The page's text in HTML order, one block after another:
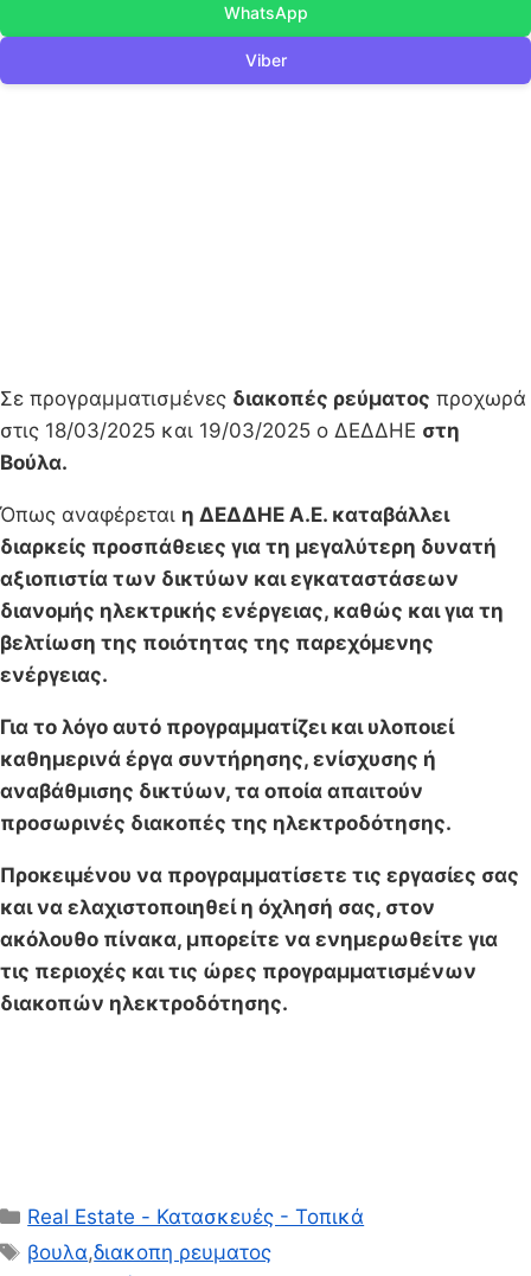
WhatsApp
Viber
Σε προγραμματισμένες διακοπές ρεύματος προχωρά
στις 18/03/2025 και 19/03/2025 ο ΔΕΔΔΗΕ στη
Βούλα.
Όπως αναφέρεται η ΔΕΔΔΗΕ Α.Ε. καταβάλλει
διαρκείς προσπάθειες για τη μεγαλύτερη δυνατή
αξιοπιστία των δικτύων και εγκαταστάσεων
διανομής ηλεκτρικής ενέργειας, καθώς και για τη
βελτίωση της ποιότητας της παρεχόμενης
ενέργειας.
Για το λόγο αυτό προγραμματίζει και υλοποιεί
καθημερινά έργα συντήρησης, ενίσχυσης ή
αναβάθμισης δικτύων, τα οποία απαιτούν
προσωρινές διακοπές της ηλεκτροδότησης.
Προκειμένου να προγραμματίσετε τις εργασίες σας
και να ελαχιστοποιηθεί η όχλησή σας, στον
ακόλουθο πίνακα, μπορείτε να ενημερωθείτε για
τις περιοχές και τις ώρες προγραμματισμένων
διακοπών ηλεκτροδότησης.
Κατηγορίες
Real Estate - Κατασκευές - Τοπικά
Ετικέτες
βουλα,διακοπη ρευματος